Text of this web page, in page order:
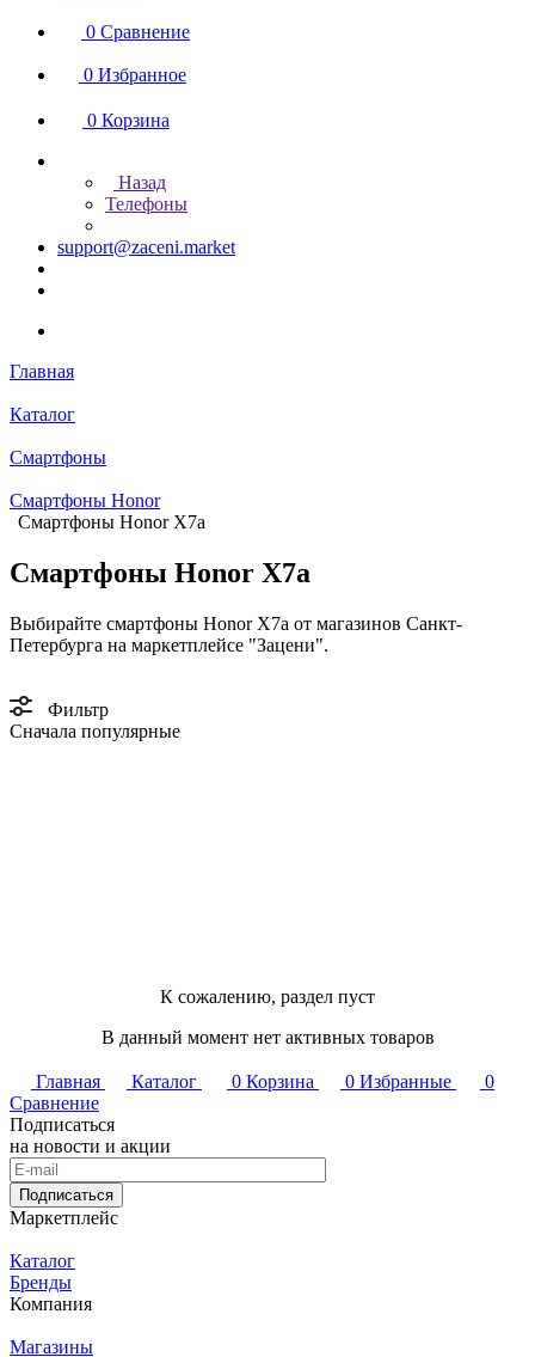
0 Сравнение
0 Избранное
0 Корзина
Назад
Телефоны
support@zaceni.market
Главная
Каталог
Смартфоны
Смартфоны Honor
Смартфоны Honor X7a
Смартфоны Honor X7a
Выбирайте смартфоны Honor X7a от магазинов Санкт-
Петербурга на маркетплейсе "Зацени".
Фильтр
Сначала популярные
К сожалению, раздел пуст
В данный момент нет активных товаров
Главная Каталог 0 Корзина 0 Избранные
0
Сравнение
Подписаться
на новости и акции
Подписаться
Маркетплейс
Каталог
Бренды
Компания
Магазины